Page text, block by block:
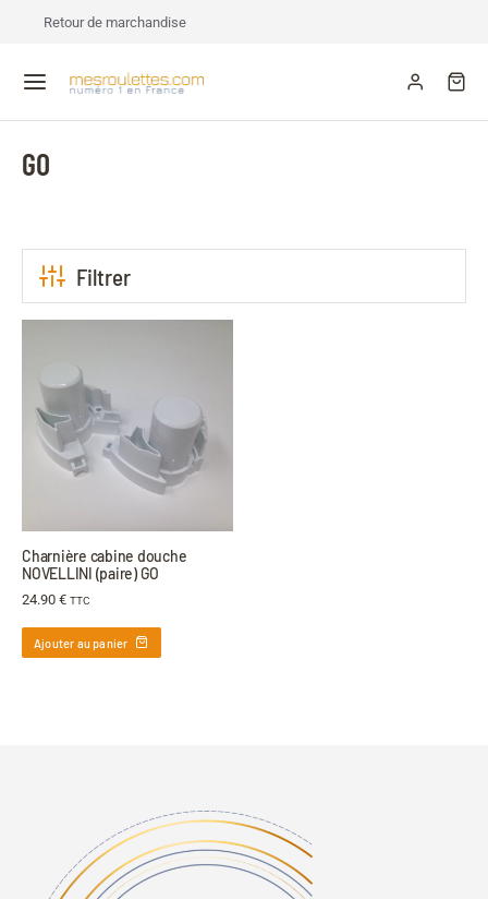
Retour de marchandise
GO
Filtrer
Charnière cabine douche
NOVELLINI (paire) GO
24.90 € TTC
Ajouter au panier